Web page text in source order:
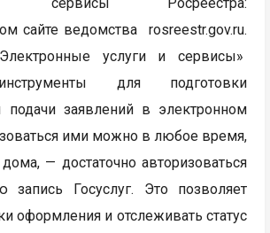
сайте ведомства rosreestr.gov.ru.
услуги и сервисы»
для подготовки
подачи заявлений в электронном
ими можно в любое время,
— достаточно авторизоваться
запись Госуслуг. Это позволяет
оформления и отслеживать статус